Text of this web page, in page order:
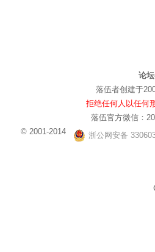
论
落伍者创建于
拒绝任何人以任何
落伍官方微信：
© 2001-2014
浙公网安备